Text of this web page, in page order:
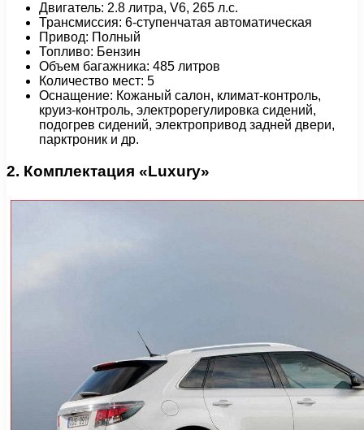
Двигатель: 2.8 литра, V6, 265 л.с.
Трансмиссия: 6-ступенчатая автоматическая
Привод: Полный
Топливо: Бензин
Объем багажника: 485 литров
Количество мест: 5
Оснащение: Кожаный салон, климат-контроль,
круиз-контроль, электрорегулировка сидений,
подогрев сидений, электропривод задней двери,
парктроник и др.
2. Комплектация «Luxury»